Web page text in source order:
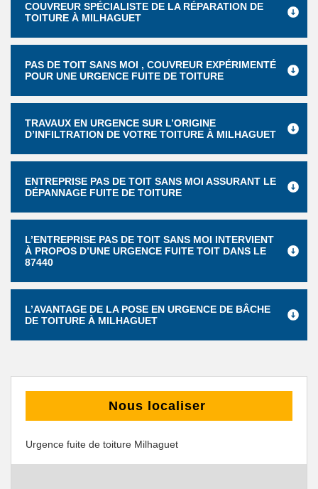
COUVREUR SPÉCIALISTE DE LA RÉPARATION DE
TOITURE À MILHAGUET
PAS DE TOIT SANS MOI , COUVREUR EXPÉRIMENTÉ
POUR UNE URGENCE FUITE DE TOITURE
TRAVAUX EN URGENCE SUR L’ORIGINE
D’INFILTRATION DE VOTRE TOITURE À MILHAGUET
ENTREPRISE PAS DE TOIT SANS MOI ASSURANT LE
DÉPANNAGE FUITE DE TOITURE
L’ENTREPRISE PAS DE TOIT SANS MOI INTERVIENT
À PROPOS D’UNE URGENCE FUITE TOIT DANS LE
87440
L’AVANTAGE DE LA POSE EN URGENCE DE BÂCHE
DE TOITURE À MILHAGUET
Nous localiser
Urgence fuite de toiture Milhaguet